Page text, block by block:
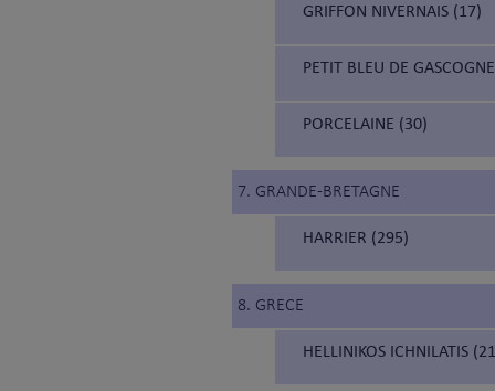
GRIFFON NIVERNAIS (17)
PETIT BLEU DE
PORCELAINE (30)
7. GRANDE-BRETAGNE
HARRIER (295)
8. GRECE
HELLINIKOS ICHNILATIS